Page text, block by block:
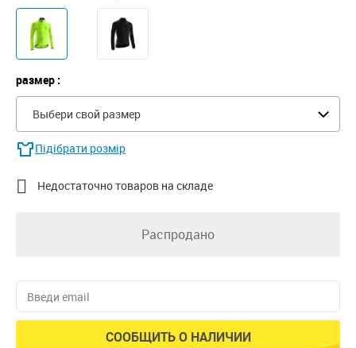
размер :
Выбери свой размер
Підібрати розмір
 Недостаточно товаров на складе
Распродано
СООБЩИТЬ О НАЛИЧИИ